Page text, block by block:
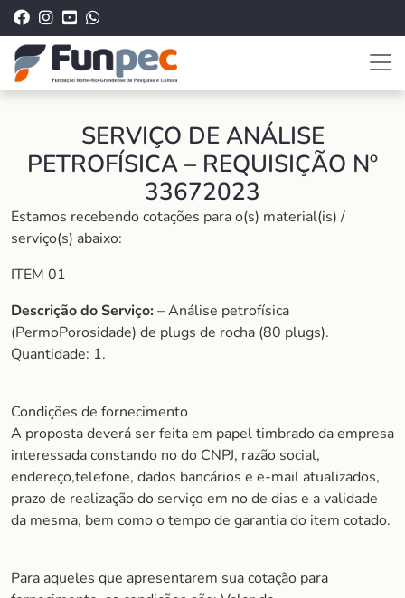
SERVIÇO DE ANÁLISE
PETROFÍSICA – REQUISIÇÃO Nº
33672023
Estamos recebendo cotações para o(s) material(is) /
serviço(s) abaixo:
ITEM 01
Descrição do Serviço:– Análise petrofísica
(PermoPorosidade) de plugs de rocha (80 plugs).
Quantidade: 1.
Condições de fornecimento
A proposta deverá ser feita em papel timbrado da empresa
interessada constando no do CNPJ, razão social,
endereço,telefone, dados bancários e e-mail atualizados,
prazo de realização do serviço em no de dias e a validade
da mesma, bem como o tempo de garantia do item cotado.
Para aqueles que apresentarem sua cotação para